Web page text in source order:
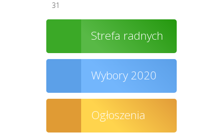
31
Strefa radnych
Wybory 2020
Ogłoszenia